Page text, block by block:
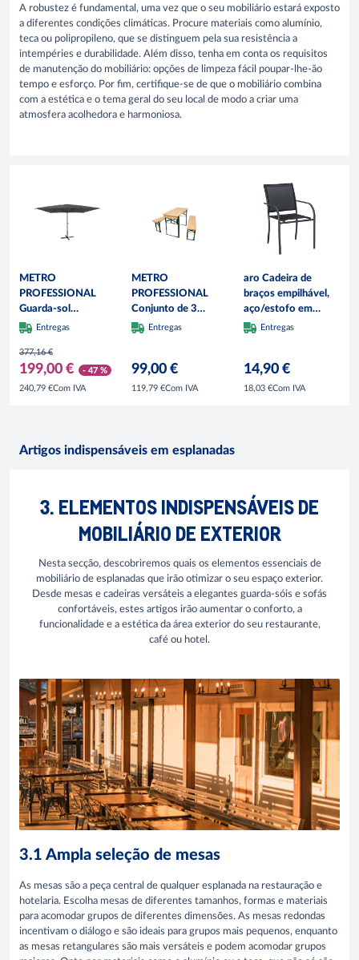
A robustez é fundamental, uma vez que o seu mobiliário estará exposto
a diferentes condições climáticas. Procure materiais como alumínio,
teca ou polipropileno, que se distinguem pela sua resistência a
intempéries e durabilidade. Além disso, tenha em conta os requisitos
de manutenção do mobiliário: opções de limpeza fácil poupar-lhe-ão
tempo e esforço. Por fim, certifique-se de que o mobiliário combina
com a estética e o tema geral do seu local de modo a criar uma
atmosfera acolhedora e harmoniosa.
METRO
PROFESSIONAL
Guarda-sol
quadrado, alumínio,
de água,
antracite/cinzento
Entregas
377,16 €
199,00 € - 47 %
240,79 €Com IVA
METRO
PROFESSIONAL
Conjunto de 3
peças de exterior,
110 x 50 cm, 2
bancos 110 x 25
Entregas
99,00 €
119,79 €Com IVA
aro Cadeira de
braços empilhável,
aço/estofo em
tecido,Entregas
14,90 €
18,03 €Com IVA
Artigos indispensáveis em esplanadas
3. ELEMENTOS INDISPENSÁVEIS DE
MOBILIÁRIO DE EXTERIOR
Nesta secção, descobriremos quais os elementos essenciais de
mobiliário de esplanadas que irão otimizar o seu espaço exterior.
Desde mesas e cadeiras versáteis a elegantes guarda-sóis e sofás
confortáveis, estes artigos irão aumentar o conforto, a
funcionalidade e a estética da área exterior do seu restaurante,
café ou hotel.
3.1 Ampla seleção de mesas
As mesas são a peça central de qualquer esplanada na restauração e
hotelaria. Escolha mesas de diferentes tamanhos, formas e materiais
para acomodar grupos de diferentes dimensões. As mesas redondas
incentivam o diálogo e são ideais para grupos mais pequenos, enquanto
as mesas retangulares são mais versáteis e podem acomodar grupos